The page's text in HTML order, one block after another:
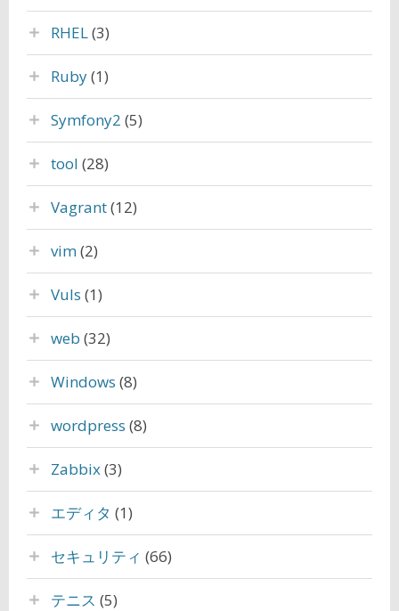
RHEL(3)
Ruby(1)
Symfony2 (5)
tool (28)
Vagrant(12)
vim(2)
Vuls (1)
web (32)
Windows (8)
wordpress (8)
Zabbix(3)
エディタ (1)
セキュリティ (66)
テニス (5)